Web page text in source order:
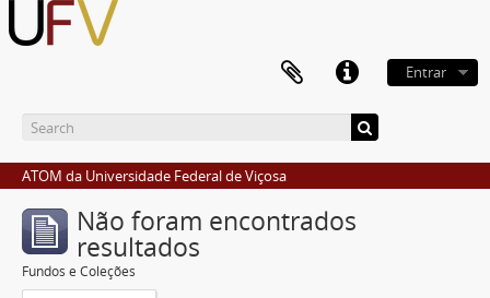
Entrar
ATOM da Universidade Federal de Viçosa
Não foram encontrados
resultados
Fundos e Coleções